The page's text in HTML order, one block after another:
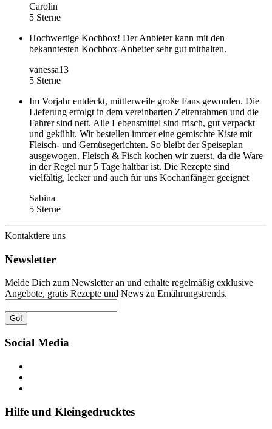
Carolin
5 Sterne
Hochwertige Kochbox! Der Anbieter kann mit den
bekanntesten Kochbox-Anbeiter sehr gut mithalten.
vanessa13
5 Sterne
Im Vorjahr entdeckt, mittlerweile große Fans geworden. Die
Lieferung erfolgt in dem vereinbarten Zeitenrahmen und die
Fahrer sind nett. Alle Lebensmittel sind frisch, gut verpackt
und gekühlt. Wir bestellen immer eine gemischte Kiste mit
Fleisch- und Gemüsegerichten. So bleibt der Speiseplan
ausgewogen. Fleisch & Fisch kochen wir zuerst, da die Ware
in der Regel nur 5 Tage haltbar ist. Die Rezepte sind
vielfältig, lecker und auch für uns Kochanfänger geeignet
Sabina
5 Sterne
Kontaktiere uns
Newsletter
Melde Dich zum Newsletter an und erhalte regelmäßig exklusive
Angebote, gratis Rezepte und News zu Ernährungstrends.
Go!
Social Media
Hilfe und Kleingedrucktes